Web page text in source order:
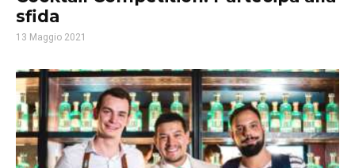
sfida
13 Maggio 2021